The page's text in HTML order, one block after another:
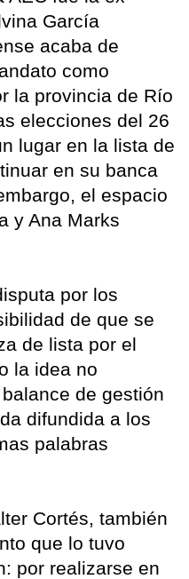
García
acaba de
como
la provincia de Río
elecciones del 26
lugar en la lista de
en su banca
el espacio
y Ana Marks
por los
de que se
de lista por el
la idea no
de gestión
difundida a los
palabras
Cortés, también
que lo tuvo
por realizarse en